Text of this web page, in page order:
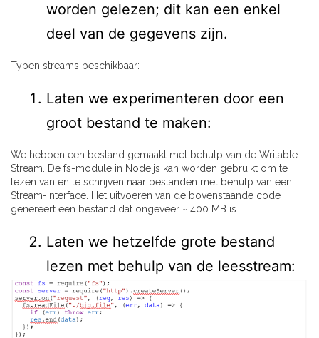
worden gelezen; dit kan een enkel
deel van de gegevens zijn.
Typen streams beschikbaar:
Laten we experimenteren door een
groot bestand te maken:
We hebben een bestand gemaakt met behulp van de Writable
Stream. De fs-module in Node.js kan worden gebruikt om te
lezen van en te schrijven naar bestanden met behulp van een
Stream-interface. Het uitvoeren van de bovenstaande code
genereert een bestand dat ongeveer ~ 400 MB is.
Laten we hetzelfde grote bestand
lezen met behulp van de leesstream: